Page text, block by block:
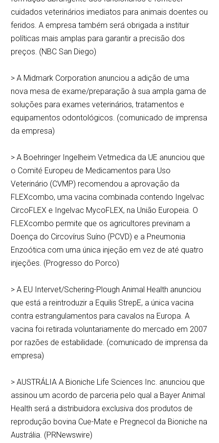
cuidados veterinários imediatos para animais doentes ou
feridos. A empresa também será obrigada a instituir
políticas mais amplas para garantir a precisão dos
preços. (NBC San Diego)
> A Midmark Corporation anunciou a adição de uma
nova mesa de exame/preparação à sua ampla gama de
soluções para exames veterinários, tratamentos e
equipamentos odontológicos. (comunicado de imprensa
da empresa)
> A Boehringer Ingelheim Vetmedica da UE anunciou que
o Comité Europeu de Medicamentos para Uso
Veterinário (CVMP) recomendou a aprovação da
FLEXcombo, uma vacina combinada contendo Ingelvac
CircoFLEX e Ingelvac MycoFLEX, na União Europeia. O
FLEXcombo permite que os agricultores previnam a
Doença do Circovírus Suíno (PCVD) e a Pneumonia
Enzoótica com uma única injeção em vez de até quatro
injeções. (Progresso do Porco)
> A EU Intervet/Schering-Plough Animal Health anunciou
que está a reintroduzir a Equilis StrepE, a única vacina
contra estrangulamentos para cavalos na Europa. A
vacina foi retirada voluntariamente do mercado em 2007
por razões de estabilidade. (comunicado de imprensa da
empresa)
> AUSTRÁLIA A Bioniche Life Sciences Inc. anunciou que
assinou um acordo de parceria pelo qual a Bayer Animal
Health será a distribuidora exclusiva dos produtos de
reprodução bovina Cue-Mate e Pregnecol da Bioniche na
Austrália. (PRNewswire)